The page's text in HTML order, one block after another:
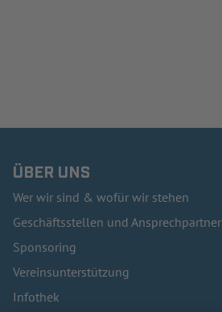
ÜBER UNS
Wer wir sind & wofür wir stehen
Geschäftsstellen und Ansprechpartner
Sponsoring
Vereinsunterstützung
Infothek